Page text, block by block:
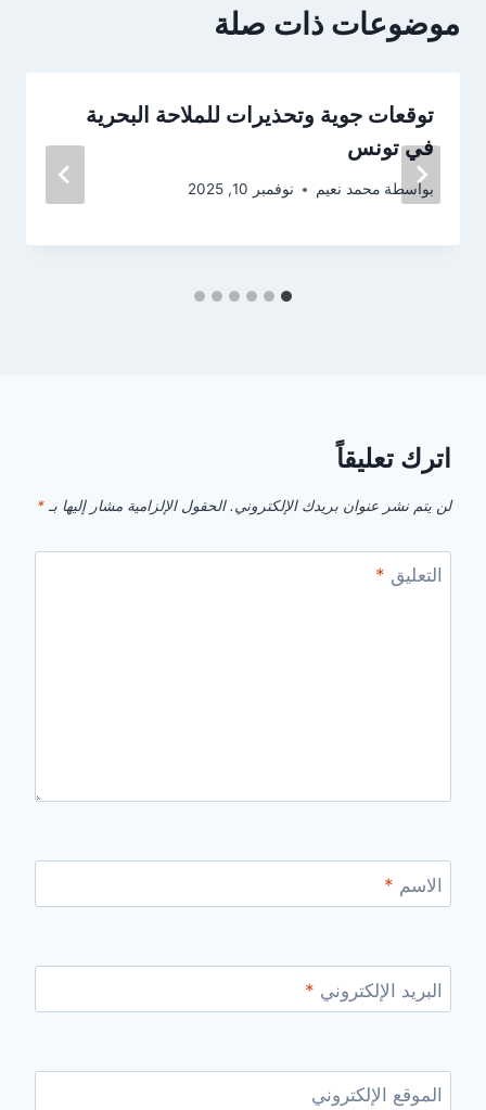
موضوعات ذات صلة
توقعات جوية وتحذيرات للملاحة البحرية
في تونس
بواسطة محمد نعيم نوفمبر 10, 2025
اترك تعليقاً
لن يتم نشر عنوان بريدك الإلكتروني. الحقول الإلزامية مشار إليها بـ *
التعليق *
الاسم *
البريد الإلكتروني *
الموقع الإلكتروني